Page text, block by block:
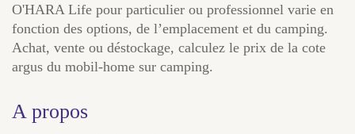
O'HARA Life pour particulier ou professionnel varie en
fonction des options, de l’emplacement et du camping.
Achat, vente ou déstockage, calculez le prix de la cote
argus du mobil-home sur camping.
A propos